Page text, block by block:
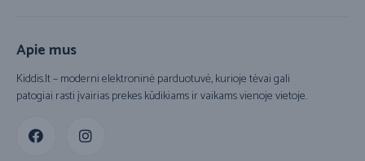
Apie mus
Kiddis.lt – moderni elektroninė parduotuvė, kurioje tėvai gali
patogiai rasti įvairias prekes kūdikiams ir vaikams vienoje vietoje.